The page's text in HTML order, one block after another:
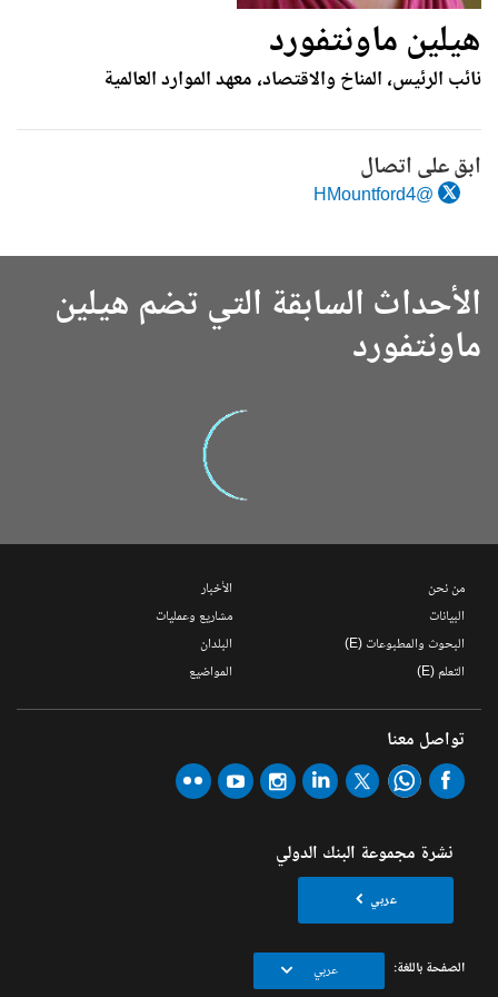
هيلين ماونتفورد
نائب الرئيس، المناخ والاقتصاد، معهد الموارد العالمية
ابق على اتصال
@HMountford4
الأحداث السابقة التي تضم هيلين
ماونتفورد
من نحن
البيانات
البحوث والمطبوعات (E)
التعلم (E)
الأخبار
مشاريع وعمليات
البلدان
المواضيع
تواصل معنا
نشرة مجموعة البنك الدولي
عربي
الصفحة باللغة: عربي